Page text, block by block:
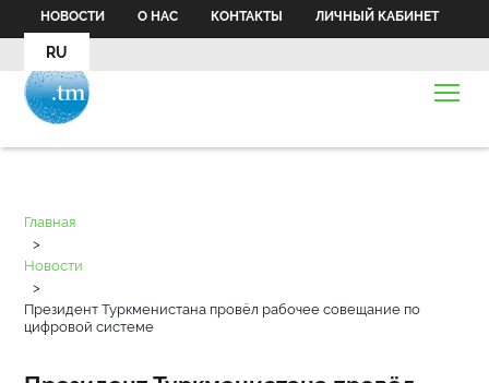
НОВОСТИ О НАС КОНТАКТЫ ЛИЧНЫЙ КАБИНЕТ
RU
Главная
>
Новости
>
Президент Туркменистана провёл рабочее совещание по
цифровой системе